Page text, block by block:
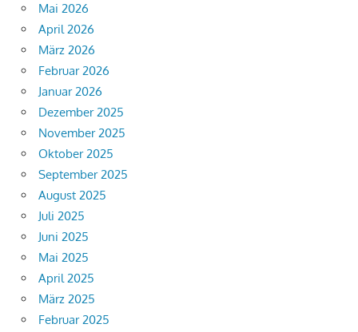
Mai 2026
April 2026
März 2026
Februar 2026
Januar 2026
Dezember 2025
November 2025
Oktober 2025
September 2025
August 2025
Juli 2025
Juni 2025
Mai 2025
April 2025
März 2025
Februar 2025